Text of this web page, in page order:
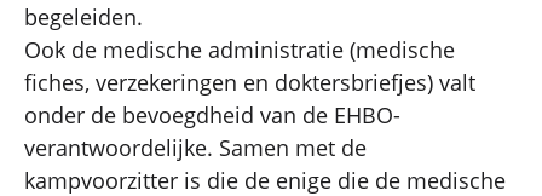
begeleiden.
Ook de medische administratie (medische
fiches, verzekeringen en doktersbriefjes) valt
onder de bevoegdheid van de EHBO-
verantwoordelijke. Samen met de
kampvoorzitter is die de enige die de medische